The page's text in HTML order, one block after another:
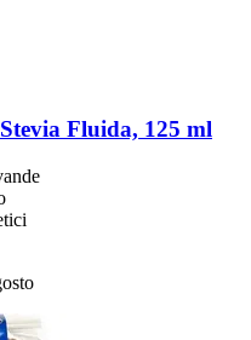
Fluida, 125 ml